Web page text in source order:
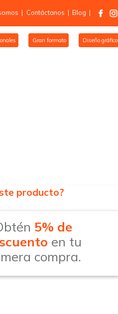
| Contáctanos | Blog |
Gran formato Diseño gráfico
producto?
5% de
en tu
compra.